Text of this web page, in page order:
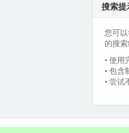
搜索提
您可
的搜索
• 使用
• 包含
• 尝试